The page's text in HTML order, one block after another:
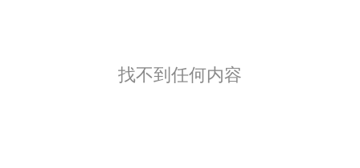
找不到任何内容